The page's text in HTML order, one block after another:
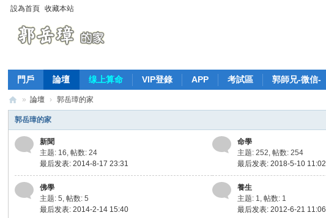
設為首頁 收藏本站
門戶 論壇 缐上算命 VIP登錄 APP 考試區 郭師兄-微信-
萬
歸
» 論壇 › 郭岳璋的家
郭岳璋的家
新聞
主题: 16,帖数: 24
最后发表: 2014-8-17 23:31
命學
主题: 252,帖数: 254
最后发表: 2018-5-10 11:02
佛學
主题: 5,帖数: 5
最后发表: 2014-2-14 15:40
養生
主题: 1,帖数: 1
最后发表: 2012-6-21 11:06